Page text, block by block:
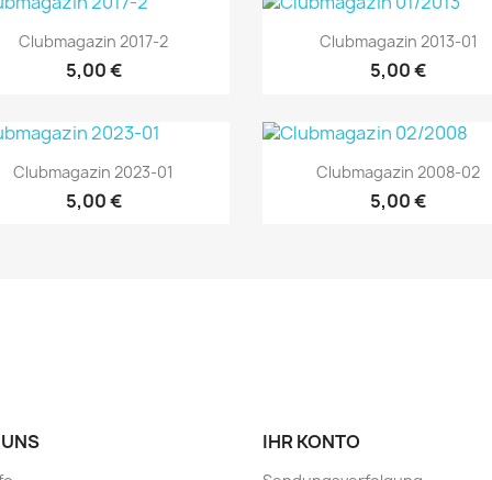
Vorschau
Clubmagazin 2017-2
5,00 €
Vorschau
Clubmagazin 2013-01
5,00 €
Vorschau
Clubmagazin 2023-01
5,00 €
Vorschau
Clubmagazin 2008-02
5,00 €
IHR KONTO